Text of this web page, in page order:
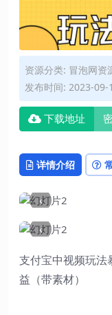
资源分类: 冒泡网资
发布时间: 2023-09-
下载地址
详情介绍
‹
‹
支付宝中视频玩法
益（带素材）